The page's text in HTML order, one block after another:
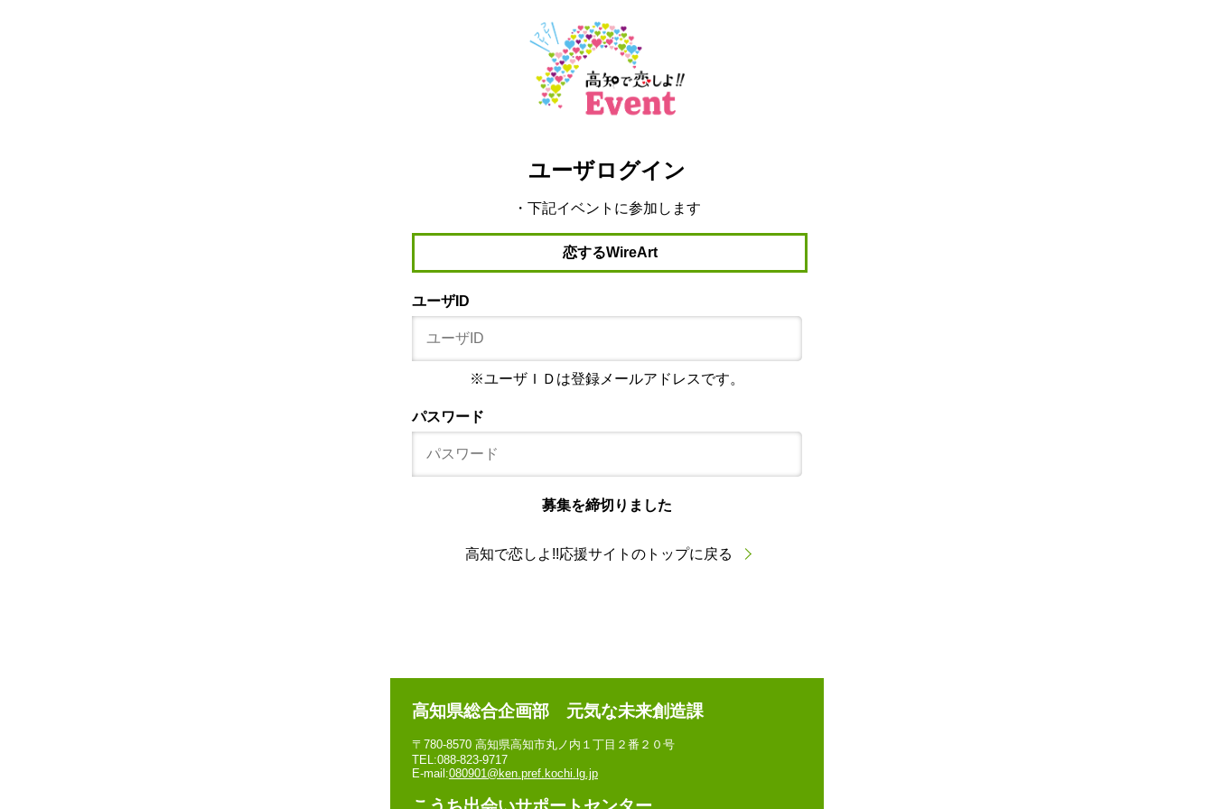
ユーザログイン
・下記イベントに参加します
恋するWireArt
ユーザID
※ユーザＩＤは登録メールアドレスです。
パスワード
募集を締切りました
高知で恋しよ!!応援サイトのトップに戻る
高知県総合企画部 元気な未来創造課
〒780-8570 高知県高知市丸ノ内１丁目２番２０号
TEL:088-823-9717
E-mail:080901@ken.pref.kochi.lg.jp